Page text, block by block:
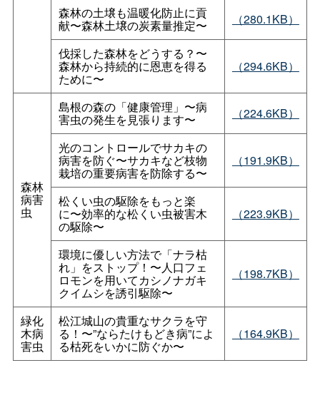
森林の土壌も温暖化防止に貢
献〜森林土壌の炭素量推定〜 （280.1KB）
伐採した森林をどうする？〜
森林から持続的に恩恵を得る
ために〜
（294.6KB）
森林
病害
虫
島根の森の「健康管理」〜病
害虫の発生を見張ります〜 （224.6KB）
光のコントロールでサカキの
病害を防ぐ〜サカキなど枝物
栽培の重要病害を防除する〜
（191.9KB）
松くい虫の駆除をもっと楽
に〜効率的な松くい虫被害木
の駆除〜
（223.9KB）
環境に優しい方法で「ナラ枯
れ」をストップ！〜人口フェ
ロモンを用いてカシノナガキ
クイムシを誘引駆除〜
（198.7KB）
緑化
木病
害虫
松江城山の貴重なサクラを守
る！〜”ならたけもどき病”によ
る枯死をいかに防ぐか〜
（164.9KB）